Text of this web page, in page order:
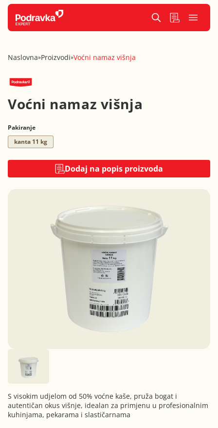
Naslovna»Proizvodi»Voćni namaz višnja
Voćni namaz višnja
Pakiranje
kanta 11 kg
Dodaj na popis proizvoda
S visokim udjelom od 50% voćne kaše, pruža bogat i
autentičan okus višnje, idealan za primjenu u profesionalnim
kuhinjama, pekarama i slastičarnama